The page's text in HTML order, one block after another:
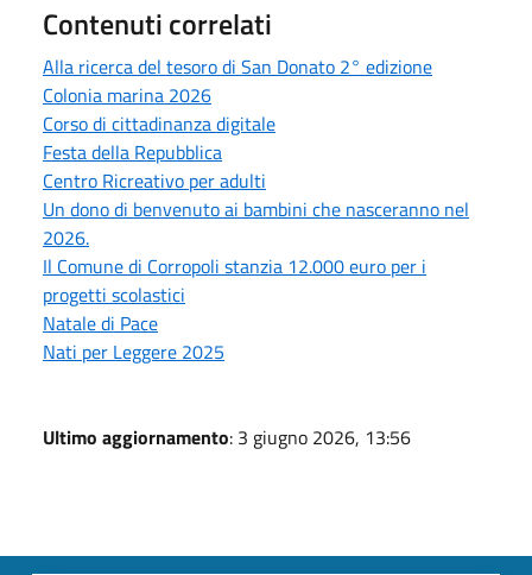
Contenuti correlati
Alla ricerca del tesoro di San Donato 2° edizione
Colonia marina 2026
Corso di cittadinanza digitale
Festa della Repubblica
Centro Ricreativo per adulti
Un dono di benvenuto ai bambini che nasceranno nel
2026.
Il Comune di Corropoli stanzia 12.000 euro per i
progetti scolastici
Natale di Pace
Nati per Leggere 2025
Ultimo aggiornamento: 3 giugno 2026, 13:56